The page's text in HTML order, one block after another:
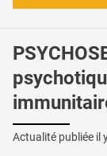
Actualité publiée il